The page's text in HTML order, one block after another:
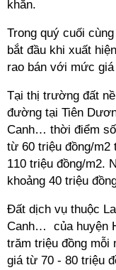
khăn.
Trong quý cuối
bắt đầu khi xuất
rao bán với mức
Tại thị trường đất
đường tại Tiên
Canh… thời điểm
từ 60 triệu đồng/m2
110 triệu đồng/m2.
khoảng 40 triệu
Đất dịch vụ thuộc
Canh… của huyện
trăm triệu đồng mỗi
giá từ 70 - 80 triệu